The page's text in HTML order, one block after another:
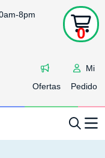
8pm
Ofertas
Mi
Pedido
0